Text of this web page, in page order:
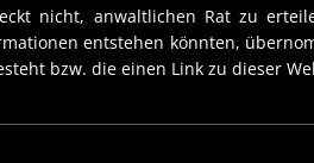
nicht, anwaltlichen Rat zu
entstehen könnten,
bzw. die einen Link zu dieser